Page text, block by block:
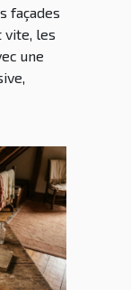
façades
vite, les
une